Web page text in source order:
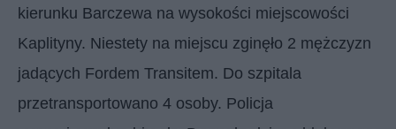
kierunku Barczewa na wysokości miejscowości
Kaplityny. Niestety na miejscu zginęło 2 mężczyzn
jadących Fordem Transitem. Do szpitala
przetransportowano 4 osoby. Policja